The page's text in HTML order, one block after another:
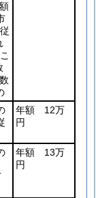
年額 12万
円
年額 13万
円